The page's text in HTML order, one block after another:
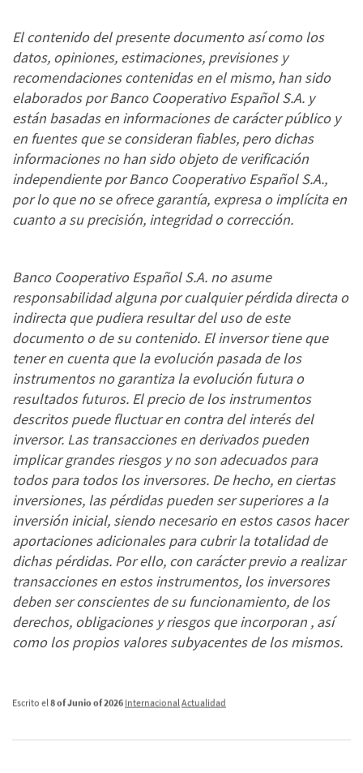
El contenido del presente documento así como los
datos, opiniones, estimaciones, previsiones y
recomendaciones contenidas en el mismo, han sido
elaborados por Banco Cooperativo Español S.A. y
están basadas en informaciones de carácter público y
en fuentes que se consideran fiables, pero dichas
informaciones no han sido objeto de verificación
independiente por Banco Cooperativo Español S.A.,
por lo que no se ofrece garantía, expresa o implícita en
cuanto a su precisión, integridad o corrección.
Banco Cooperativo Español S.A. no asume
responsabilidad alguna por cualquier pérdida directa o
indirecta que pudiera resultar del uso de este
documento o de su contenido. El inversor tiene que
tener en cuenta que la evolución pasada de los
instrumentos no garantiza la evolución futura o
resultados futuros. El precio de los instrumentos
descritos puede fluctuar en contra del interés del
inversor. Las transacciones en derivados pueden
implicar grandes riesgos y no son adecuados para
todos para todos los inversores. De hecho, en ciertas
inversiones, las pérdidas pueden ser superiores a la
inversión inicial, siendo necesario en estos casos hacer
aportaciones adicionales para cubrir la totalidad de
dichas pérdidas. Por ello, con carácter previo a realizar
transacciones en estos instrumentos, los inversores
deben ser conscientes de su funcionamiento, de los
derechos, obligaciones y riesgos que incorporan , así
como los propios valores subyacentes de los mismos.
Escrito el 8 of Junio of 2026 Internacional Actualidad